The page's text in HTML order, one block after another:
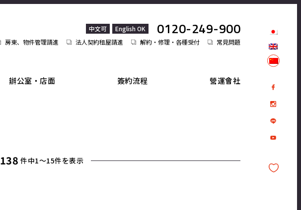
中文可 English OK 0120-249-900
房東、物件管理請進 法人契約租屋請進 解約・修理・各種受付 常見問題
辦公室・店面 簽約流程 營運會社
138 件中1〜15件を表示